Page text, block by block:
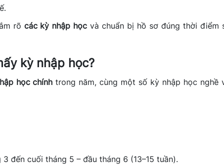
rõ các kỳ nhập học và chuẩn bị hồ sơ đúng thời điểm
kỳ nhập học?
học chính trong năm, cùng một số kỳ nhập học nghề
đến cuối tháng 5 – đầu tháng 6 (13–15 tuần).